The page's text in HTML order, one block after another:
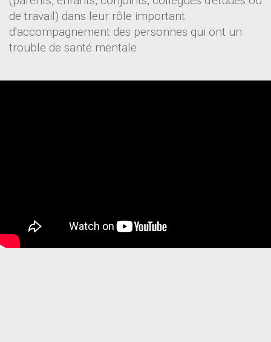
de travail) dans leur rôle important
d'accompagnement des personnes qui ont un
trouble de santé mentale.